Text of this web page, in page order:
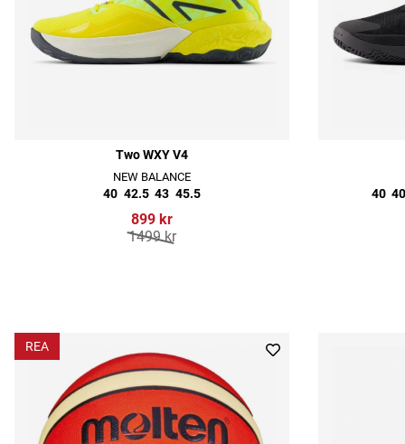
Two WXY V4
NEW BALANCE
40 42.5 43 45.5
899 kr
1499 kr
40
REA